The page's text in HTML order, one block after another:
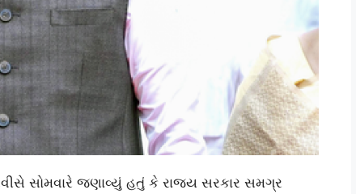
સોમવારે જણાવ્યું હતું કે રાજ્ય સરકાર સમગ્ર